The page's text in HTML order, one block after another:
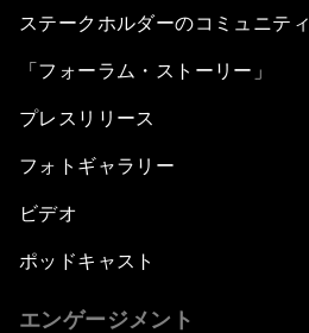
ステークホルダーのコミュニティ
「フォーラム・ストーリー」
プレスリリース
フォトギャラリー
ビデオ
ポッドキャスト
エンゲージメント